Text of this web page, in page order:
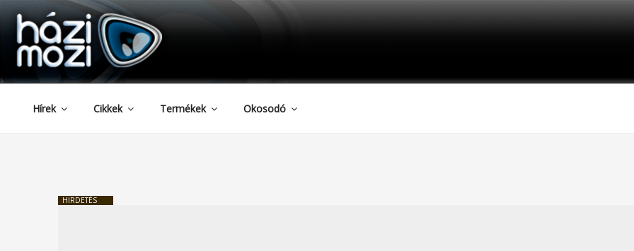
Tartalomhoz
HAZIMOZI
Hírek Cikkek Termékek Okosodó
HIRDETÉS